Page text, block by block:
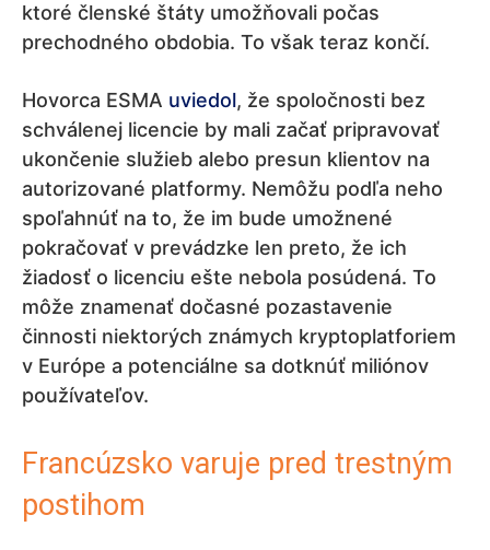
ktoré členské štáty umožňovali počas
prechodného obdobia. To však teraz končí.
Hovorca ESMA uviedol, že spoločnosti bez
schválenej licencie by mali začať pripravovať
ukončenie služieb alebo presun klientov na
autorizované platformy. Nemôžu podľa neho
spoľahnúť na to, že im bude umožnené
pokračovať v prevádzke len preto, že ich
žiadosť o licenciu ešte nebola posúdená. To
môže znamenať dočasné pozastavenie
činnosti niektorých známych kryptoplatforiem
v Európe a potenciálne sa dotknúť miliónov
používateľov.
Francúzsko varuje pred trestným
postihom